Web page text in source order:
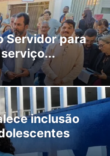
PATROCINADO
PÚBLICOS SOCIAL
Servidor para
inclusão